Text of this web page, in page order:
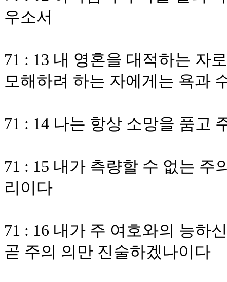
우소서
71 : 13 내 영혼을 대적하는 자
모해하려 하는 자에게는 욕과
71 : 14 나는 항상 소망을 품고
71 : 15 내가 측량할 수 없는 주
리이다
71 : 16 내가 주 여호와의 능하
곧 주의 의만 진술하겠나이다